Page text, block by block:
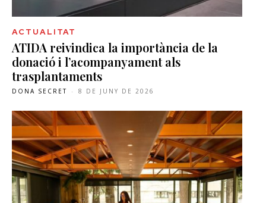
ACTUALITAT
ATIDA reivindica la importància de la
donació i l’acompanyament als
trasplantaments
DONA SECRET - 8 DE JUNY DE 2026